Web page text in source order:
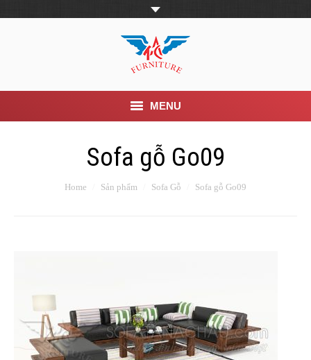
MENU
Trang Chủ
Liên Hệ
Sofa gỗ Go09
Home Sản phẩm Sofa Gỗ Sofa gỗ Go09